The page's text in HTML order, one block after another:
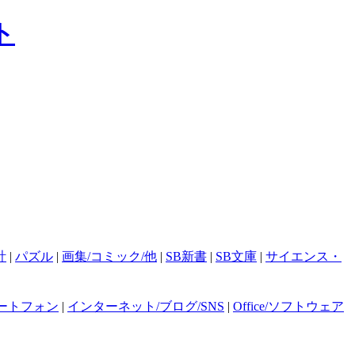
| パズル | 画集/コミック/他 | SB新書 | SB文庫 | サイエンス・
トフォン | インターネット/ブログ/SNS | Office/ソフトウェア